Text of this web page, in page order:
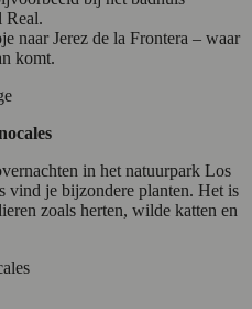
Real.
naar Jerez de la Frontera – waar
komt.
in het natuurpark Los
vind je bijzondere planten. Het is
zoals herten, wilde katten en